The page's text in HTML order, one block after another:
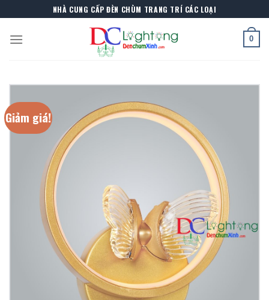
to
content
NHÀ CUNG CẤP ĐÈN CHÙM TRANG TRÍ CÁC LOẠI
0
Giảm giá!